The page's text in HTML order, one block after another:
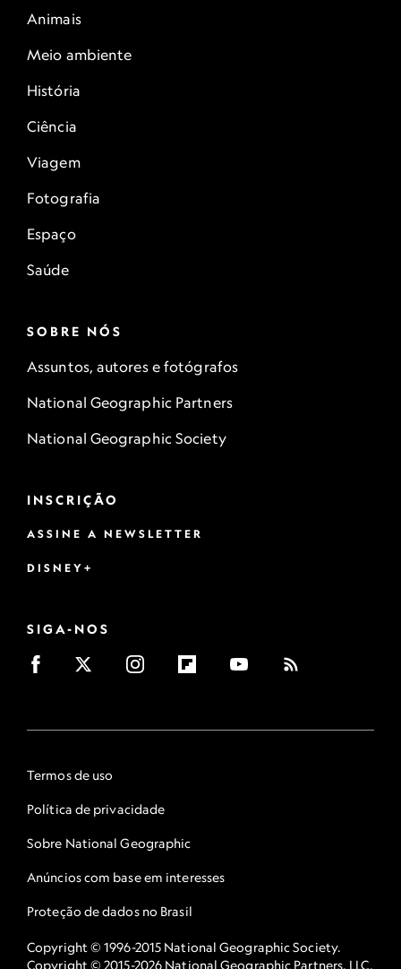
Animais
Meio ambiente
História
Ciência
Viagem
Fotografia
Espaço
Saúde
SOBRE NÓS
Assuntos, autores e fotógrafos
National Geographic Partners
National Geographic Society
INSCRIÇÃO
ASSINE A NEWSLETTER
DISNEY+
SIGA-NOS
Termos de uso
Política de privacidade
Sobre National Geographic
Anúncios com base em interesses
Proteção de dados no Brasil
Copyright © 1996-2015 National Geographic Society.
Copyright © 2015-2026 National Geographic Partners, LLC.